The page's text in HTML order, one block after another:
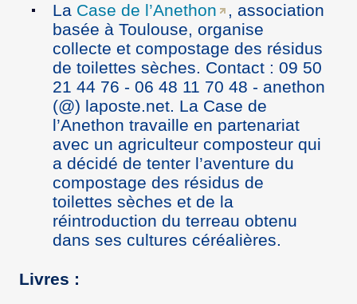
La Case de l’Anethon
, association
basée à Toulouse, organise
collecte et compostage des résidus
de toilettes sèches. Contact : 09 50
21 44 76 - 06 48 11 70 48 - anethon
(@) laposte.net. La Case de
l’Anethon travaille en partenariat
avec un agriculteur composteur qui
a décidé de tenter l’aventure du
compostage des résidus de
toilettes sèches et de la
réintroduction du terreau obtenu
dans ses cultures céréalières.
Livres :